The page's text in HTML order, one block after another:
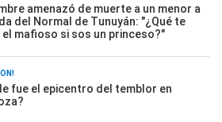
amenazó de muerte a un menor a
del Normal de Tunuyán: "¿Qué te
el mafioso si sos un princeso?"
fue el epicentro del temblor en